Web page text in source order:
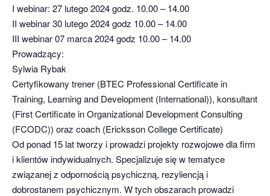
I webinar: 27 lutego 2024 godz. 10.00 – 14.00
II webinar 30 lutego 2024 godz 10.00 – 14.00
III webinar 07 marca 2024 godz 10.00 – 14.00
Prowadzący:
Sylwia Rybak
Certyfikowany trener (BTEC Professional Certificate in
Training, Learning and Development (International)), konsultant
(First Certificate in Organizational Development Consulting
(FCODC)) oraz coach (Ericksson College Certificate)
Od ponad 15 lat tworzy i prowadzi projekty rozwojowe dla firm
i klientów indywidualnych. Specjalizuje się w tematyce
związanej z odpornością psychiczną, rezyliencją i
dobrostanem psychicznym. W tych obszarach prowadzi